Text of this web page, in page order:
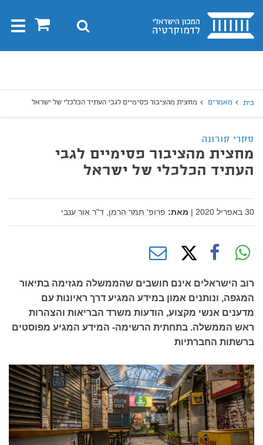
בית 0 חיפוש
בית מאמרים מחצית מהציבור פסימיים לגבי העתיד הכלכלי של ישראל
סקרי קורונה
מחצית מהציבור פסימיים לגבי
העתיד הכלכלי של ישראל
30 באפריל 2020 | מאת: פרופ' תמר הרמן, ד"ר אור ענבי
רוב הישראלים אינם חושבים שהממשלה מגזימה בתיאור
המגפה, ונותנים אמון במידע המגיע דרך ראיונות עם
מדענים אנשי מקצוע, הודעות משרד הבריאות והצהרות
ראש הממשלה. בתחתית הרשימה- המידע המגיע מפוסטים
ברשתות החברתיות